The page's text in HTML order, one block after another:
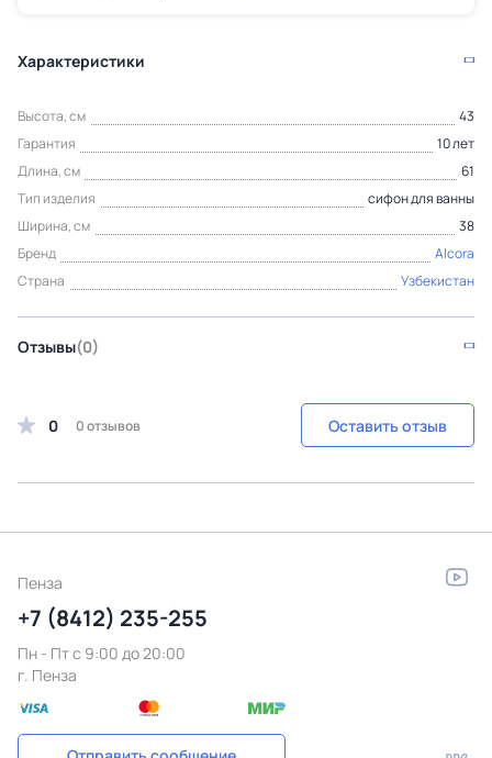
Характеристики
Высота, см
43
Гарантия
10 лет
Длина, см
61
Тип изделия
сифон для ванны
Ширина, см
38
Бренд
Alcora
Страна
Узбекистан
Отзывы(0)
0 0 отзывов Оставить отзыв
Пенза
+7 (8412) 235-255
Пн - Пт c 9:00 до 20:00
г. Пенза